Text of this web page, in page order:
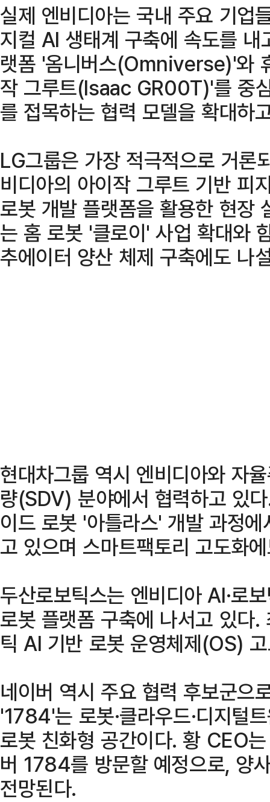
실제 엔비디아는 국내 주요 기업
지컬 AI 생태계 구축에 속도를
랫폼 '옴니버스(Omniverse)'와
작 그루트(Isaac GR00T)'를 중
를 접목하는 협력 모델을 확대하
LG그룹은 가장 적극적으로 거론
비디아의 아이작 그루트 기반 피
로봇 개발 플랫폼을 활용한 현장
는 홈 로봇 '클로이' 사업 확대와
추에이터 양산 체제 구축에도 나
현대차그룹 역시 엔비디아와 자
량(SDV) 분야에서 협력하고 있
이드 로봇 '아틀라스' 개발 과정
고 있으며 스마트팩토리 고도화
두산로보틱스는 엔비디아 AI·로
로봇 플랫폼 구축에 나서고 있다
틱 AI 기반 로봇 운영체제(OS)
네이버 역시 주요 협력 후보군으
'1784'는 로봇·클라우드·디지털
로봇 친화형 공간이다. 황 CEO
버 1784를 방문할 예정으로, 양
전망된다.